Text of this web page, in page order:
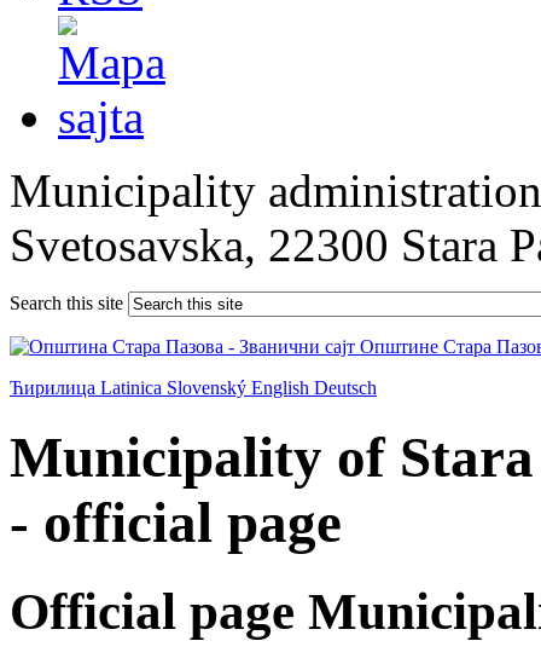
Municipality
Svetosavska, 22300 Stara
Search this site
Ћирилица Latinica Slovenský English Deutsch
Municipality of Stara
- official page
Official page